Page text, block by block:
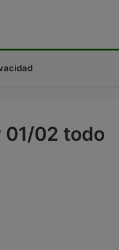
01/02 todo